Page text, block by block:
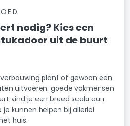
nodig? Kies een
uit de buurt
plant of gewoon een
uitvoeren: goede vakmensen
vind je een breed scala aan
je kunnen helpen bij allerlei
huis.